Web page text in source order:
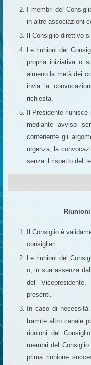
I membri del
in altre associazioni
Il Consiglio direttivo
Le riunioni del
propria iniziativa o
almeno la metà dei
invia la
richiesta.
Il Presidente
mediante avviso
contenente gli
urgenza, la
senza il rispetto del
Il Consiglio è
consiglieri.
Le riunioni del
o, in sua assenza
del
presenti.
In caso di
tramite altro canale
riunioni del
membri del
prima riunione